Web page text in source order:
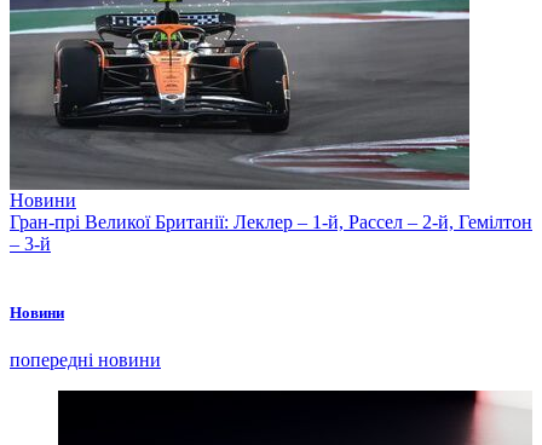
Новини
Гран-прі Великої Британії: Леклер – 1-й, Рассел – 2-й, Гемілтон
– 3-й
Новини
попередні новини